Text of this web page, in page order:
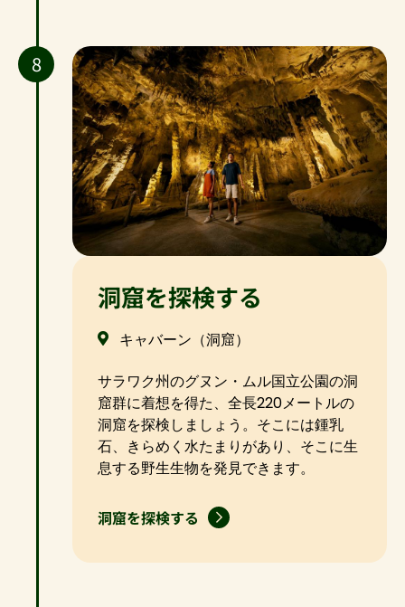
8
洞窟を探検する
キャバーン（洞窟）
サラワク州のグヌン・ムル国立公園の洞
窟群に着想を得た、全長220メートルの
洞窟を探検しましょう。そこには鍾乳
石、きらめく水たまりがあり、そこに生
息する野生生物を発見できます。
洞窟を探検する